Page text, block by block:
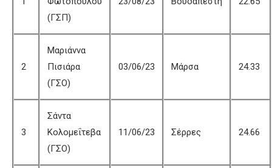
(ΓΣΠ)
2
Μαριάννα
Πισιάρα
(ΓΣΟ)
03/06/23 Μάρσα 24.33
3
Σάντα
Κολομεΐτεβα
(ΓΣΟ)
11/06/23 Σέρρες 24.66